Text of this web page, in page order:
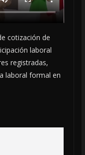
cotización de
laboral
registradas,
laboral formal en